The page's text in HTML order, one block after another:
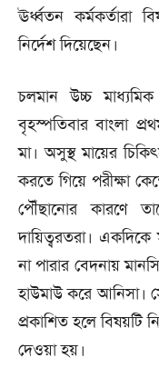
ঊর্ধ্বতন কর্মকর্তারা
নির্দেশ দিয়েছেন।
চলমান উচ্চ
বৃহস্পতিবার বাংলা
মা। অসুস্থ মায়ের
করতে গিয়ে পরীক্ষা
পৌঁছানোর কারণে
দায়িত্বরতরা। একদিকে
না পারার বেদনায়
হাউমাউ করে আনিসা।
প্রকাশিত হলে বিষয়টি
দেওয়া হয়।